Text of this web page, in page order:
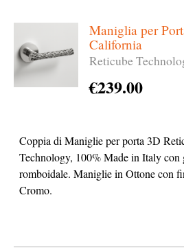
Maniglia per
California
Reticube
€239.00
Coppia di Maniglie per porta 3D
Technology, 100% Made in Italy con
romboidale. Maniglie in Ottone con
Cromo.